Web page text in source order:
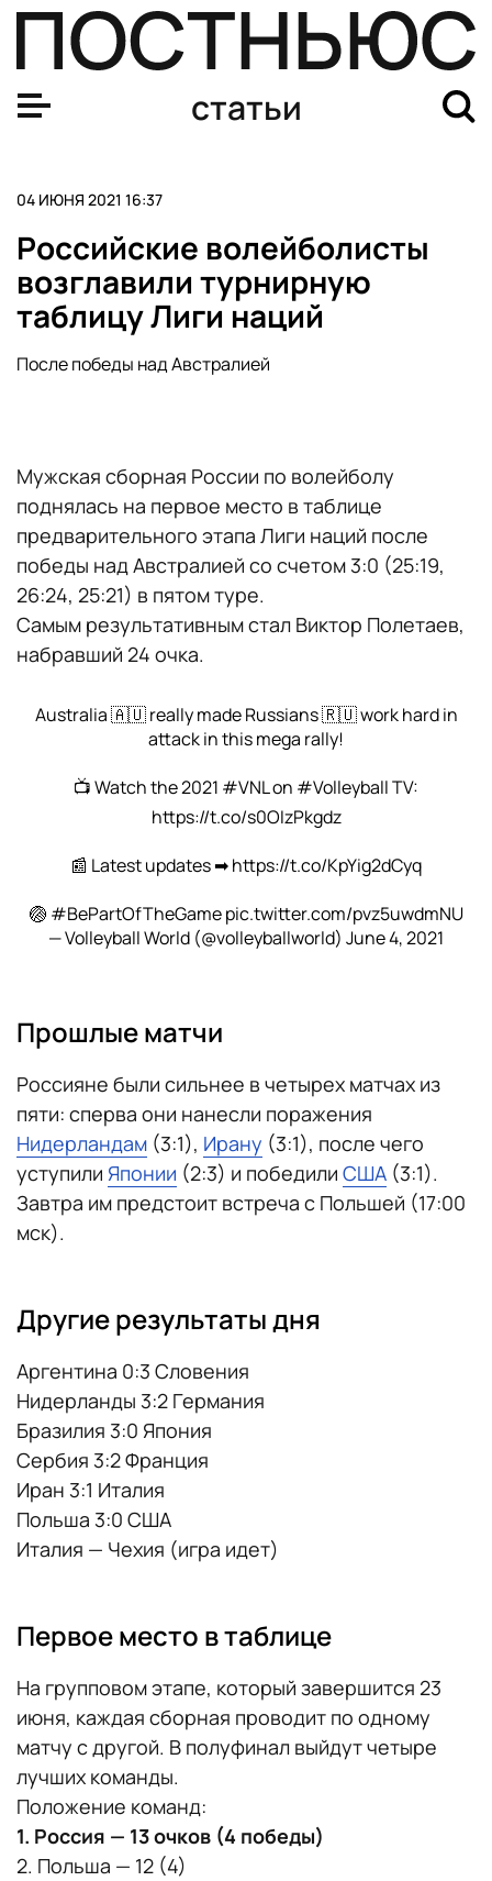
статьи
04 ИЮНЯ 2021 16:37
Российские волейболисты
возглавили турнирную
таблицу Лиги наций
После победы над Австралией
Мужская сборная России по волейболу
поднялась на первое место в таблице
предварительного этапа Лиги наций после
победы над Австралией со счетом 3:0 (25:19,
26:24, 25:21) в пятом туре.
Самым результативным стал Виктор Полетаев,
набравший 24 очка.
Australia 🇦🇺 really made Russians 🇷🇺 work hard in
attack in this mega rally!
📺 Watch the 2021 #VNLon #VolleyballTV:
https://t.co/s0OIzPkgdz
📰 Latest updates ➡https://t.co/KpYig2dCyq
🏐 #BePartOfTheGame pic.twitter.com/pvz5uwdmNU
— Volleyball World (@volleyballworld) June 4, 2021
Прошлые матчи
Россияне были сильнее в четырех матчах из
пяти: сперва они нанесли поражения
Нидерландам (3:1), Ирану (3:1), после чего
уступили Японии (2:3) и победили США (3:1).
Завтра им предстоит встреча с Польшей (17:00
мск).
Другие результаты дня
Аргентина 0:3 Словения
Нидерланды 3:2 Германия
Бразилия 3:0 Япония
Сербия 3:2 Франция
Иран 3:1 Италия
Польша 3:0 США
Италия — Чехия (игра идет)
Первое место в таблице
На групповом этапе, который завершится 23
июня, каждая сборная проводит по одному
матчу с другой. В полуфинал выйдут четыре
лучших команды.
Положение команд:
1. Россия — 13 очков (4 победы)
2. Польша — 12 (4)
Португалия и Испания сыграли вничью в